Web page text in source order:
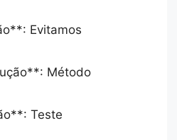
Evitamos
Método
Teste